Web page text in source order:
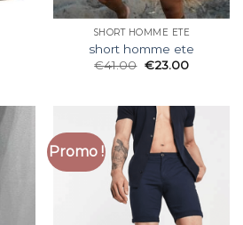
SHORT HOMME ETE
short homme ete
€41.00 €23.00
Promo !